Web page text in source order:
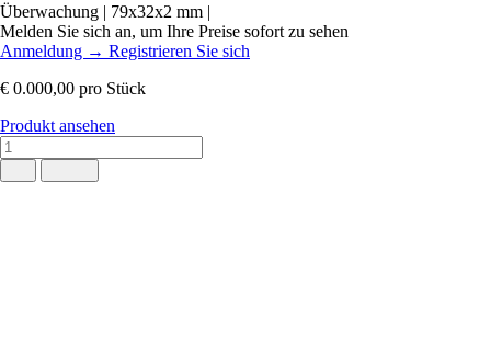
Überwachung | 79x32x2 mm |
Melden Sie sich an, um Ihre Preise sofort zu sehen
Anmeldung → Registrieren Sie sich
€ 0.000,00 pro Stück
Produkt ansehen